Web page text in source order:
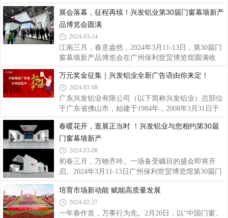
经营业绩实现了量的规模增长和质的有效提升，业绩
连续12年保持增长，被评为国家制造业单项冠
金属结构协会铝门窗幕墙分会发布了《第19次门窗幕
墙行业数据申报及统计工作》成果报告。同期，盛大
举行了2023-2024年度“TOP20幕墙工程”，以
及“TOP10材料品牌”大数据入库证书的颁发仪式！兴
发铝业再次荣登“建筑型材十大首选品牌”榜首，入库
牌,以始终如一的品质和口碑再次赢得了市场和业界的
肯定，展现卓越品牌力，为企业发展再添荣光。
展会落幕，征程再续！兴发铝业第30届门窗幕墙新产
品博览会圆满
2024-03-14
江南三月，春意盎然，2024年3月11-13日，第30届门
窗幕墙新产品博览会在广州保利世贸博览馆圆满收
此，求同存异、倾力发声，为行业留下了又一场精彩
全面的听觉和视觉盛宴。兴发铝业以多款创新门窗幕
墙系统产品及解决方案，向外展示兴发智造的实力，
吸引了大量的人流，纷纷驻足了解。产品是企业与顾
随着科技的不断发展和人们对于生活品质的追求，门
窗幕墙新产品层出不穷。SOWS110窗纱一体系统、
ESD125A提升推拉门系统、ENW65外开窗系统、
D196-
万元奖金征集｜兴发铝业全新广告语由你来定！
2024-03-08
广东兴发铝业有限公司（以下简称兴发铝业）总部位
于广东省佛山市，始建于1984年，2008年3月31日于
省广新控股集团有限公司（省属国企）和2018年中国
联塑集团控股有限公司相继入股兴发铝业，开创中国
铝型材行业国有、民营混合所有制之先河，是中国著
名的专业生产建筑铝型材、工业铝型材的大型企业，
跻身铝型材世界先进行列。目前在中国拥有七大生产
划，产品在高端铝合金挤压材市场保持着较高的市场
占有率，全球无数标志性大型重点建设工程项目如
春暖花开，逛展正当时 ！兴发铝业与您相约第30届
门窗幕墙新产
2024-03-08
初春三月，万物齐吟。一场备受瞩目的盛会即将开
启。2024年3月11-13日广州保利世贸博览馆第30届门
如期亮相，全方位呈现产品优势、核心技术、品牌以
及综合实力，与众多业内精英企业共同缔造一场门窗
幕墙行业盛宴。兴发铝业展位：3号馆3B26诚邀各界
培育市场新动能 赋能高质量发展
2024-02-27
一年春作首，万事行为先。2月20日，以“中国门窗、